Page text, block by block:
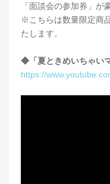
「面談会の参加券」
※こちらは数量限定商
たします。
◆「夏ときめいちゃい
https://